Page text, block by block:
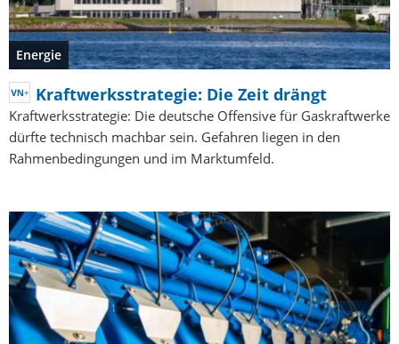
Energie
Kraftwerksstrategie: Die Zeit drängt
Kraftwerksstrategie: Die deutsche Offensive für Gaskraftwerke
dürfte technisch machbar sein. Gefahren liegen in den
Rahmenbedingungen und im Marktumfeld.